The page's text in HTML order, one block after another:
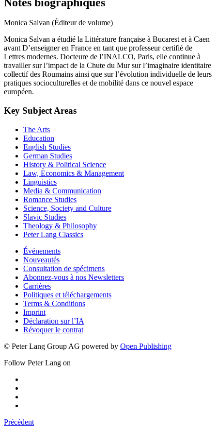
Notes biographiques
Monica Salvan a étudié la Littérature française à Bucarest et à Caen
avant D’enseigner en France en tant que professeur certifié de
Lettres modernes. Docteure de l’INALCO, Paris, elle continue à
travailler sur l’impact de la Chute du Mur sur l’imaginaire identitaire
collectif des Roumains ainsi que sur l’évolution individuelle de leurs
pratiques socioculturelles et de mobilité dans ce nouvel espace
The Arts
Education
English Studies
German Studies
History & Political Science
Law, Economics & Management
Linguistics
Media & Communication
Romance Studies
Science, Society and Culture
Slavic Studies
Theology & Philosophy
Événements
Nouveautés
Consultation de spécimens
Abonnez-vous à nos Newsletters
Carrières
Politiques et téléchargements
Terms & Conditions
Imprint
Déclaration sur l’IA